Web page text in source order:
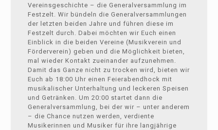
Vereinsgeschichte – die Generalversammlung im
Festzelt. Wir bündeln die Generalversammlungen
der letzten beiden Jahre und führen diese im
Festzelt durch. Dabei möchten wir Euch einen
Einblick in die beiden Vereine (Musikverein und
Förderverein) geben und die Möglichkeit bieten,
mal wieder Kontakt zueinander aufzunehmen.
Damit das Ganze nicht zu trocken wird, bieten wir
Euch ab 18:00 Uhr einen Feierabendhock mit
musikalischer Unterhaltung und leckeren Speisen
und Getränken. Um 20:00 startet dann die
Generalversammlung, bei der wir – unter anderem
– die Chance nutzen werden, verdiente
Musikerinnen und Musiker für ihre langjährige